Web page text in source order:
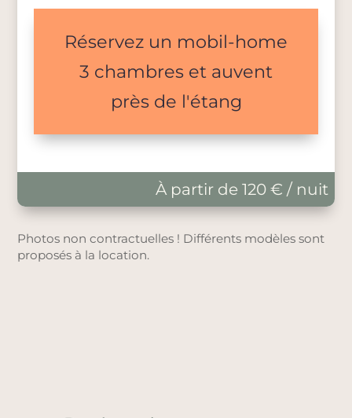
Réservez un mobil-home
3 chambres et auvent
près de l'étang
À partir de 120 € / nuit
Photos non contractuelles ! Différents modèles sont
proposés à la location.